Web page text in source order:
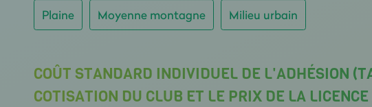
Plaine Moyenne montagne Milieu urbain
COÛT STANDARD INDIVIDUEL DE L'ADHÉSION
COTISATION DU CLUB ET LE PRIX DE LA